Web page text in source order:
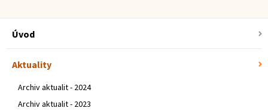
Úvod
Aktuality
Archiv aktualit - 2024
Archiv aktualit - 2023